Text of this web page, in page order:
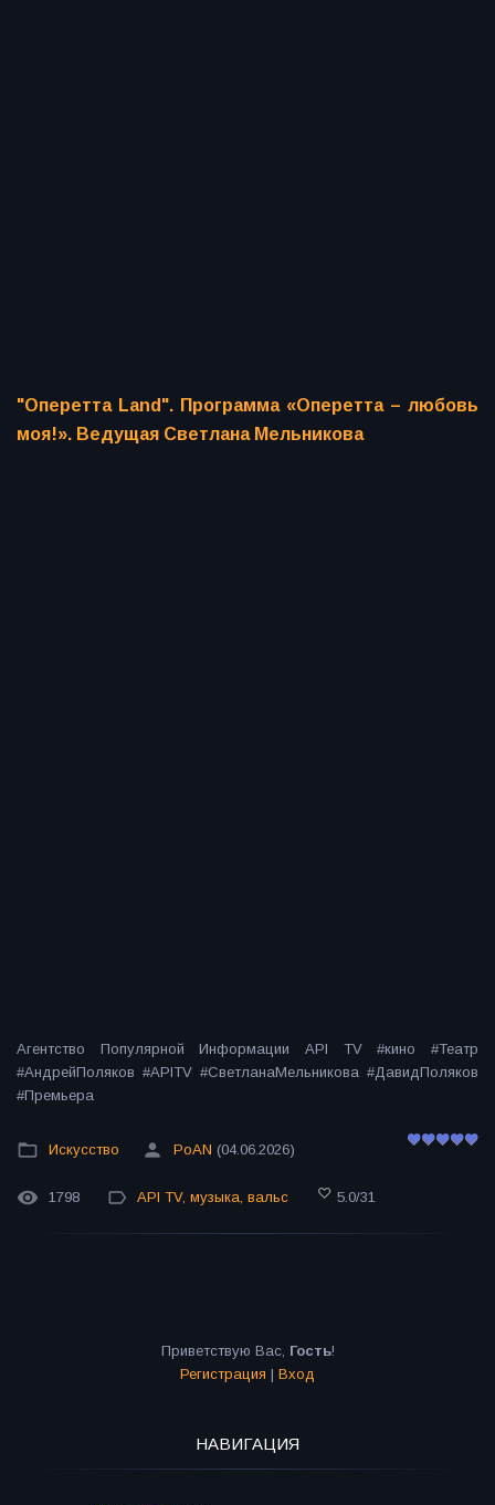
"Оперетта Land". Программа «Оперетта – любовь
моя!». Ведущая Светлана Мельникова
Агентство Популярной Информации API TV #кино #Театр
#АндрейПоляков #APITV #СветланаМельникова #ДавидПоляков
#Премьера
Искусство PoAN (04.06.2026)
1798 API TV, музыка, вальс 5.0/31
Приветствую Вас, Гость!
Регистрация | Вход
НАВИГАЦИЯ